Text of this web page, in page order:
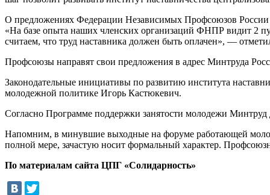
О предложениях Федерации Независимых Профсоюзов России
«На базе опыта наших членских организаций ФНПР видит 2
считаем, что труд наставника должен быть оплачен», —
Профсоюзы направят свои предложения в адрес Минтруда
Законодательные инициативы по развитию института
молодежной политике Игорь Кастюкевич.
Согласно Программе поддержки занятости молодежи
Напомним, в минувшие выходные на форуме работающей
полной мере, зачастую носит формальный характер.
По материалам сайта ЦПГ «Солидарность»